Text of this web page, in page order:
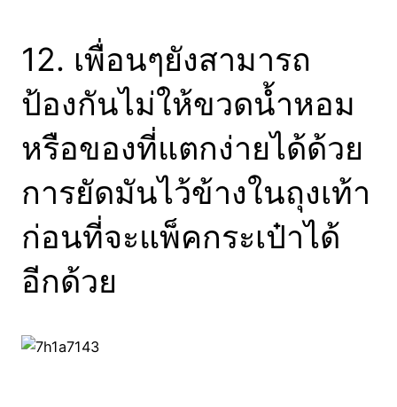
12. เพื่อนๆยังสามารถ
ป้องกันไม่ให้ขวดน้ำหอม
หรือของที่แตกง่ายได้ด้วย
การยัดมันไว้ข้างในถุงเท้า
ก่อนที่จะแพ็คกระเป๋าได้
อีกด้วย